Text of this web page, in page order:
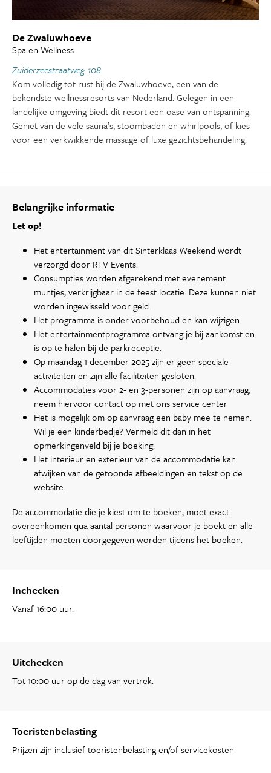
De Zwaluwhoeve
Spa en Wellness
Zuiderzeestraatweg 108
Kom volledig tot rust bij de Zwaluwhoeve, een van de
bekendste wellnessresorts van Nederland. Gelegen in een
landelijke omgeving biedt dit resort een oase van ontspanning.
Geniet van de vele sauna’s, stoombaden en whirlpools, of kies
voor een verkwikkende massage of luxe gezichtsbehandeling.
Belangrijke informatie
Let op!
Het entertainment van dit Sinterklaas Weekend wordt
verzorgd door RTV Events.
Consumpties worden afgerekend met evenement
muntjes, verkrijgbaar in de feest locatie. Deze kunnen niet
worden ingewisseld voor geld.
Het programma is onder voorbehoud en kan wijzigen.
Het entertainmentprogramma ontvang je bij aankomst en
is op te halen bij de parkreceptie.
Op maandag 1 december 2025 zijn er geen speciale
activiteiten en zijn alle faciliteiten gesloten.
Accommodaties voor 2- en 3-personen zijn op aanvraag,
neem hiervoor contact op met ons service center
Het is mogelijk om op aanvraag een baby mee te nemen.
Wil je een kinderbedje? Vermeld dit dan in het
opmerkingenveld bij je boeking.
Het interieur en exterieur van de accommodatie kan
afwijken van de getoonde afbeeldingen en tekst op de
website.
De accommodatie die je kiest om te boeken, moet exact
overeenkomen qua aantal personen waarvoor je boekt en alle
leeftijden moeten doorgegeven worden tijdens het boeken.
Inchecken
Vanaf 16:00 uur.
Uitchecken
Tot 10:00 uur op de dag van vertrek.
Toeristenbelasting
Prijzen zijn inclusief toeristenbelasting en/of servicekosten